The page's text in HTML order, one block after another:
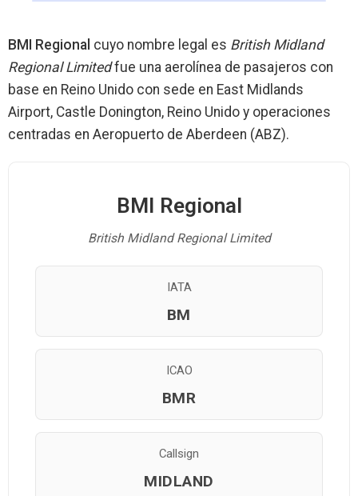
BMI Regional cuyo nombre legal es British Midland
Regional Limitedfue una aerolínea de pasajeros con
base en Reino Unido con sede en East Midlands
Airport, Castle Donington, Reino Unido y operaciones
centradas en Aeropuerto de Aberdeen (ABZ).
BMI Regional
British Midland Regional Limited
IATA
BM
ICAO
BMR
Callsign
MIDLAND